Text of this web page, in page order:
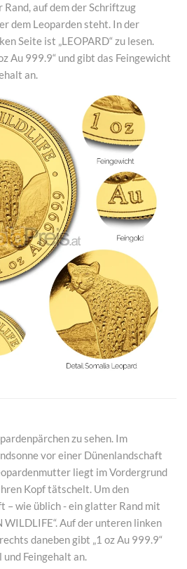
auf dem der Schriftzug
dem Leoparden steht. In der
Seite ist „LEOPARD“ zu lesen.
Au 999.9“ und gibt das Feingewicht
an.
zu sehen. Im
vor einer Dünenlandschaft
liegt im Vordergrund
Kopf tätschelt. Um den
wie üblich - ein glatter Rand mit
WILDLIFE“. Auf der unteren linken
daneben gibt „1 oz Au 999.9“
Feingehalt an.